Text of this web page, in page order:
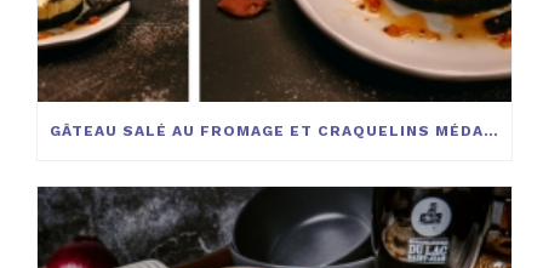
GÂTEAU SALÉ AU FROMAGE ET CRAQUELINS MÉDARD